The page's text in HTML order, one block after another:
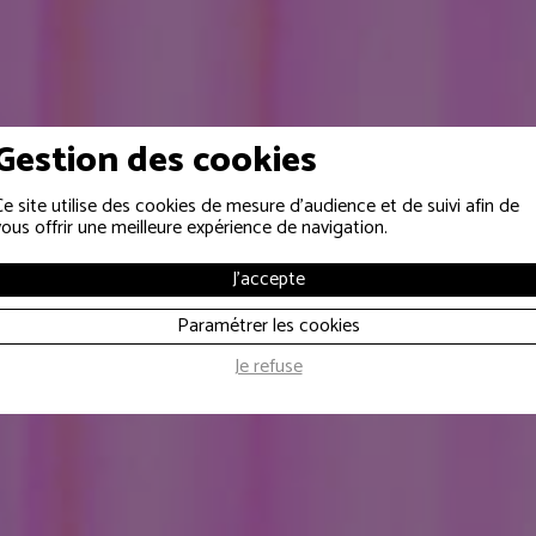
DE REPORTAGES, DE
Lyon
des cookies
site utilise des cookies de mesure d'audience et de suivi afin de
offrir une meilleure expérience de navigation.
J'accepte
Paramétrer les cookies
Je refuse